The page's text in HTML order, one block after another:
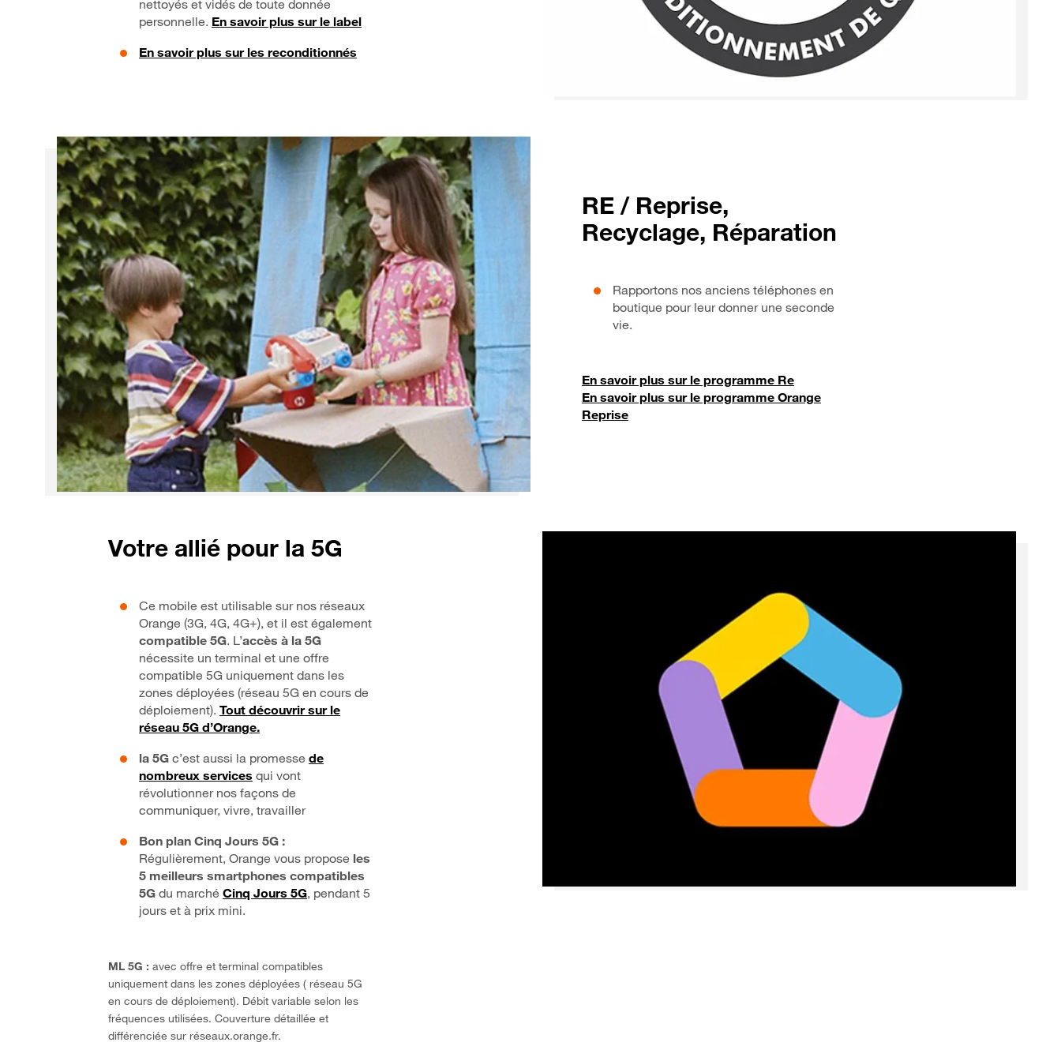
nettoyés et vidés de toute donnée
personnelle. En savoir plus sur le label
En savoir plus sur les reconditionnés
RE / Reprise,
Recyclage, Réparation
Rapportons nos anciens téléphones en
boutique pour leur donner une seconde
vie.
En savoir plus sur le programme Re
En savoir plus sur le programme Orange
Reprise
Votre allié pour la 5G
Ce mobile est utilisable sur nos réseaux
Orange (3G, 4G, 4G+), et il est également
compatible 5G. L’accès à la 5G
nécessite un terminal et une offre
compatible 5G uniquement dans les
zones déployées (réseau 5G en cours de
déploiement). Tout découvrir sur le
réseau 5G d’Orange.
la 5G c’est aussi la promesse de
nombreux services qui vont
révolutionner nos façons de
communiquer, vivre, travailler
Bon plan Cinq Jours 5G :
Régulièrement, Orange vous propose les
5 meilleurs smartphones compatibles
5G du marché Cinq Jours 5G, pendant 5
jours et à prix mini.
ML 5G : avec offre et terminal compatibles
uniquement dans les zones déployées ( réseau 5G
en cours de déploiement). Débit variable selon les
fréquences utilisées. Couverture détaillée et
différenciée sur réseaux.orange.fr.